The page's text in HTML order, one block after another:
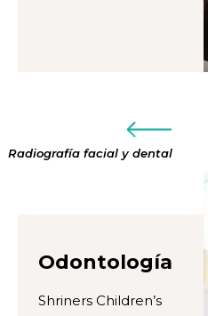
Radiografía facial y dental
Odontología
Shriners Children’s